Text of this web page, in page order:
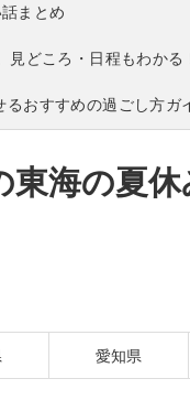
まとめ
見どころ・日程もわかる
るおすすめの過ごし方ガ
東海の夏
愛知県